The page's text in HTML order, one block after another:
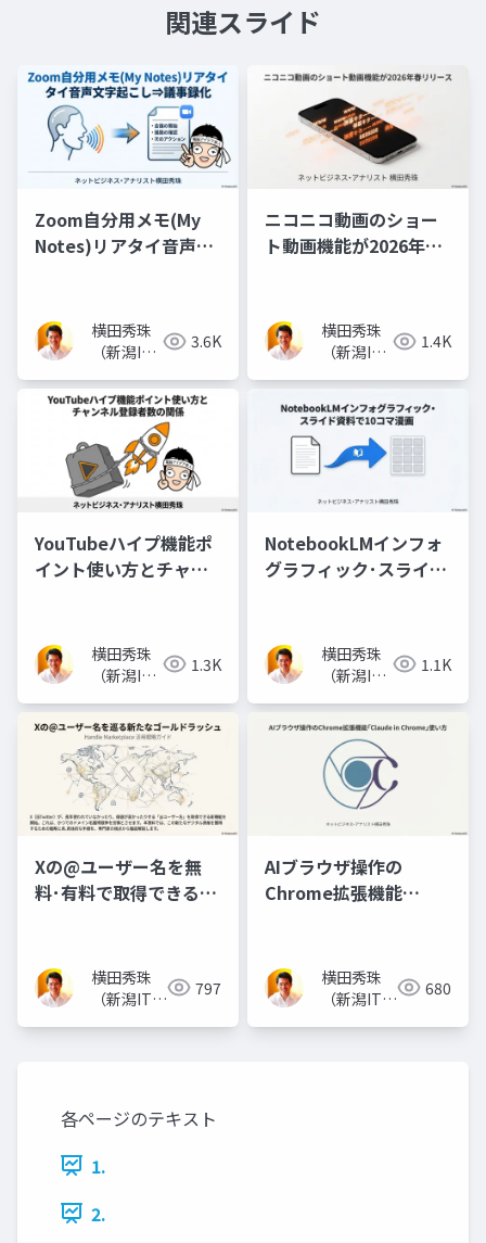
関連スライド
Zoom自分用メモ(My
Notes)リアタイ音声文
横田秀珠
（新潟IT
タント）
3.6K
ニコニコ動画のショー
ト動画機能が2026年春
横田秀珠
（新潟IT
1.4K
YouTubeハイプ機能ポ
イント使い方とチャン
横田秀珠
（新潟IT
タント）
1.3K
NotebookLMインフォ
グラフィック･スライド
横田秀珠
（新潟IT
1.1K
Xの@ユーザー名を無
料･有料で取得できる
横田秀珠
（新潟ITコ
797
AIブラウザ操作の
Chrome拡張機能
横田秀珠
（新潟ITコ
680
各ページのテキスト
1.
2.